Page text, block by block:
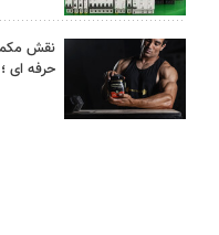
نقش
حرفه ای